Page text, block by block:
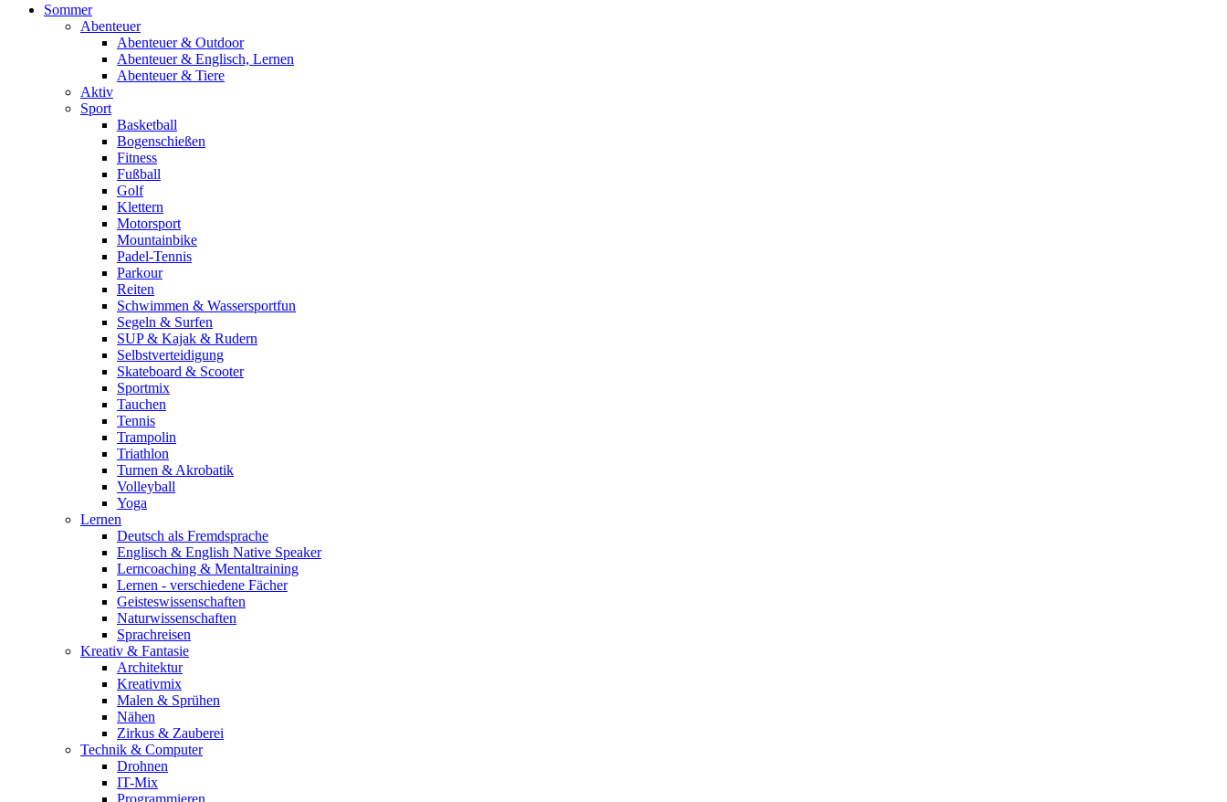
Sommer
Abenteuer
Abenteuer & Outdoor
Abenteuer & Englisch, Lernen
Abenteuer & Tiere
Aktiv
Sport
Basketball
Bogenschießen
Fitness
Fußball
Golf
Klettern
Motorsport
Mountainbike
Padel-Tennis
Parkour
Reiten
Schwimmen & Wassersportfun
Segeln & Surfen
SUP & Kajak & Rudern
Selbstverteidigung
Skateboard & Scooter
Sportmix
Tauchen
Tennis
Trampolin
Triathlon
Turnen & Akrobatik
Volleyball
Yoga
Lernen
Deutsch als Fremdsprache
Englisch & English Native Speaker
Lerncoaching & Mentaltraining
Lernen - verschiedene Fächer
Geisteswissenschaften
Naturwissenschaften
Sprachreisen
Kreativ & Fantasie
Architektur
Kreativmix
Malen & Sprühen
Nähen
Zirkus & Zauberei
Technik & Computer
Drohnen
IT-Mix
Programmieren